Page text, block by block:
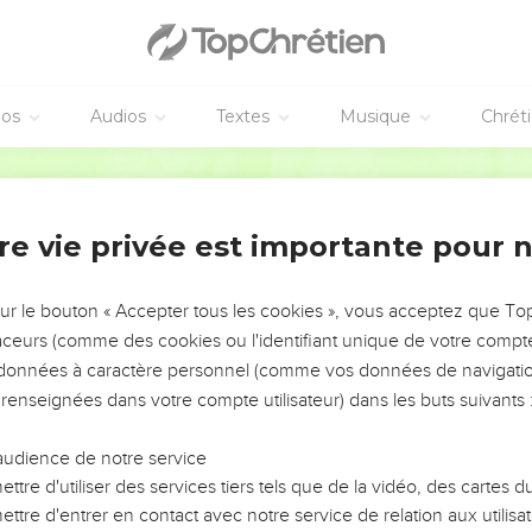
Audios Textes Musique
leur criait-on, Écartez-vous, écartez-vous, ne (nous) touchez pas
a dispersés, Il ne les regarde plus ; On n’a pas respecté les
encore En vain dans l’attente du secours, Nous guettions,
nous empêcher d’aller sur nos places ; Notre fin s’approchait,
arrivée !
plus légers Que les aigles du ciel ; Sur les montagnes ils
dans le désert.
le messie de l’Éternel, A été pris dans leurs fosses, Lui de
les nations.
d’Édom, Habitante du pays d’Outs ! A toi aussi on passera la
à son terme ; Il ne te déportera plus. Fille d’Édom, c’est ta
vie privée est importante pour
le bouton « Accepter tous les cookies », vous acceptez que
(comme des cookies ou l'identifiant unique de votre
à caractère personnel (comme vos données de
dans votre compte utilisateur) dans les buts suivants :
de notre service
d'utiliser des services tiers tels que de la vidéo, des cartes
d'entrer en contact avec notre service de relation aux